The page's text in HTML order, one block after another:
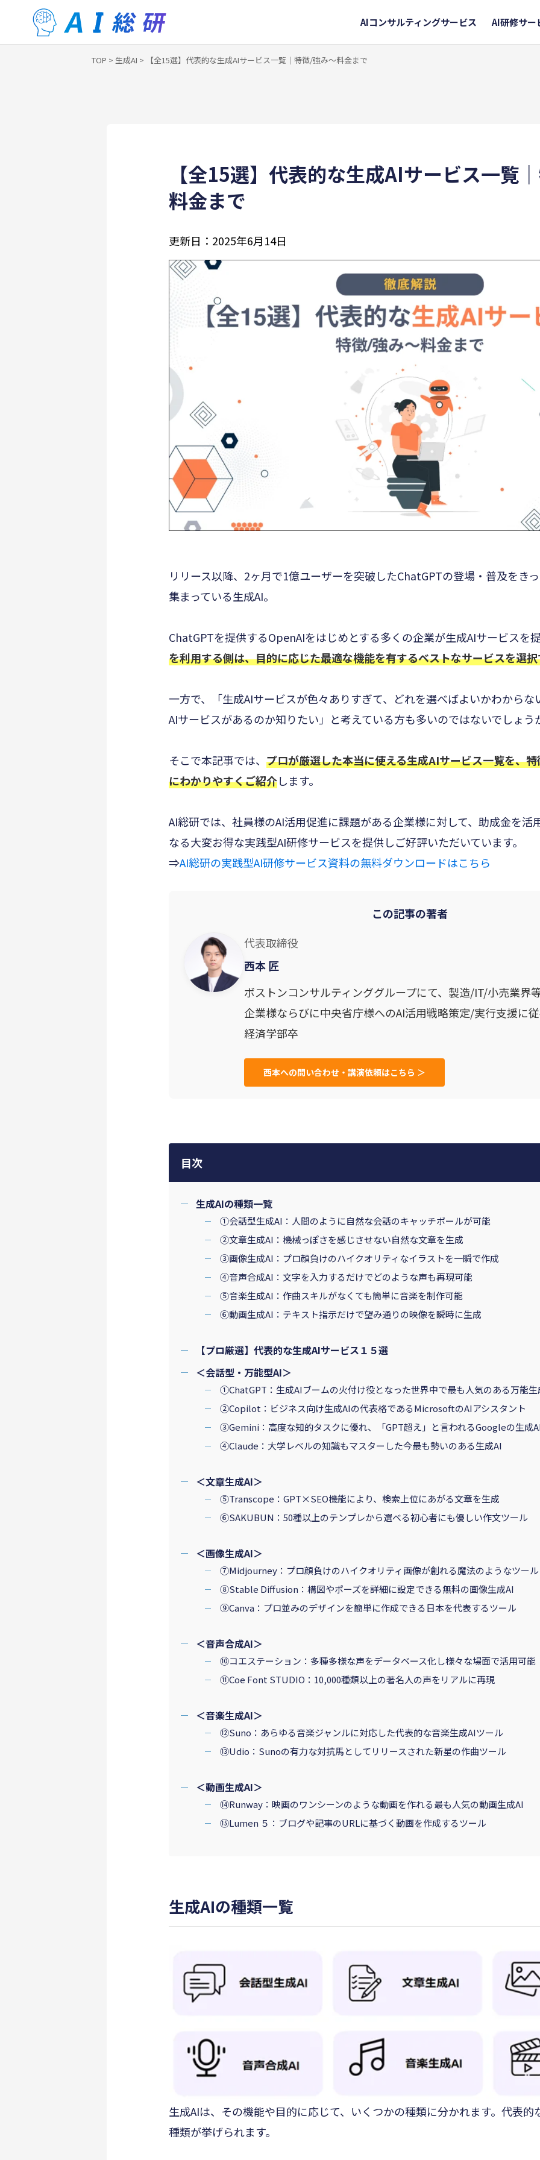
AIコンサルティングサービス AI研修サー
TOP > 生成AI > 【全15選】代表的な生成AIサービス一覧｜特徴/強み～料金まで
【全15選】代表的な生成AIサービス一覧
料金まで
更新日： 2025年6月14日
リリース以降、2ヶ月で1億ユーザーを突破したChatGPTの登場・普及をき
集まっている生成AI。
ChatGPTを提供するOpenAIをはじめとする多くの企業が生成AIサービスを
を利用する側は、目的に応じた最適な機能を有するベストなサービスを選
一方で、「生成AIサービスが色々ありすぎて、どれを選べばよいかわから
AIサービスがあるのか知りたい」と考えている方も多いのではないでしょう
そこで本記事では、 プロが厳選した本当に使える生成AIサービス一覧を、
にわかりやすくご紹介します。
AI総研では、社員様のAI活用促進に課題がある企業様に対して、助成金を活
なる大変お得な実践型AI研修サービスを提供しご好評いただいています。
⇒AI総研の実践型AI研修サービス資料の無料ダウンロードはこちら
この記事の著者
代表取締役
西本 匠
ボストンコンサルティンググループにて、製造/IT/小売業界
企業様ならびに中央省庁様へのAI活用戦略策定/実行支援に
経済学部卒
西本への問い合わせ・講演依頼はこちら ＞
目次
生成AIの種類一覧
①会話型生成AI：人間のように自然な会話のキャッチボールが可能
②文章生成AI：機械っぽさを感じさせない自然な文章を生成
③画像生成AI：プロ顔負けのハイクオリティなイラストを一瞬で作成
④音声合成AI：文字を入力するだけでどのような声も再現可能
⑤音楽生成AI：作曲スキルがなくても簡単に音楽を制作可能
⑥動画生成AI：テキスト指示だけで望み通りの映像を瞬時に生成
【プロ厳選】代表的な生成AIサービス１５選
＜会話型・万能型AI＞
①ChatGPT：生成AIブームの火付け役となった世界中で最も人気のある万能生
②Copilot：ビジネス向け生成AIの代表格であるMicrosoftのAIアシスタント
③Gemini：高度な知的タスクに優れ、「GPT超え」と言われるGoogleの生成
④Claude：大学レベルの知識もマスターした今最も勢いのある生成AI
＜文章生成AI＞
⑤Transcope：GPT×SEO機能により、検索上位にあがる文章を生成
⑥SAKUBUN：50種以上のテンプレから選べる初心者にも優しい作文ツール
＜画像生成AI＞
⑦Midjourney：プロ顔負けのハイクオリティ画像が創れる魔法のようなツール
⑧Stable Diffusion：構図やポーズを詳細に設定できる無料の画像生成AI
⑨Canva：プロ並みのデザインを簡単に作成できる日本を代表するツール
＜音声合成AI＞
⑩コエステーション：多種多様な声をデータベース化し様々な場面で活用可能
⑪Coe Font STUDIO：10,000種類以上の著名人の声をリアルに再現
＜音楽生成AI＞
⑫Suno：あらゆる音楽ジャンルに対応した代表的な音楽生成AIツール
⑬Udio：Sunoの有力な対抗馬としてリリースされた新星の作曲ツール
＜動画生成AI＞
⑭Runway：映画のワンシーンのような動画を作れる最も人気の動画生成AI
⑮Lumen ５：ブログや記事のURLに基づく動画を作成するツール
生成AIの種類一覧
生成AIは、その機能や目的に応じて、いくつかの種類に分かれます。代表的
種類が挙げられます。